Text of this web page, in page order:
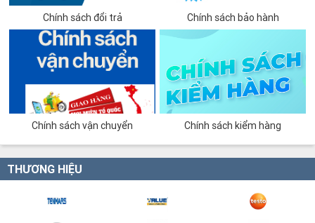
Chính sách đổi trả Chính sách bảo hành
Chính sách vận chuyển Chính sách kiểm hàng
THƯƠNG HIỆU